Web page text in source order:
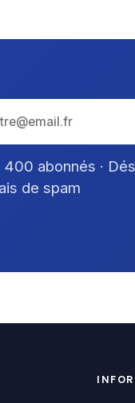
400 abonnés ·
de spam